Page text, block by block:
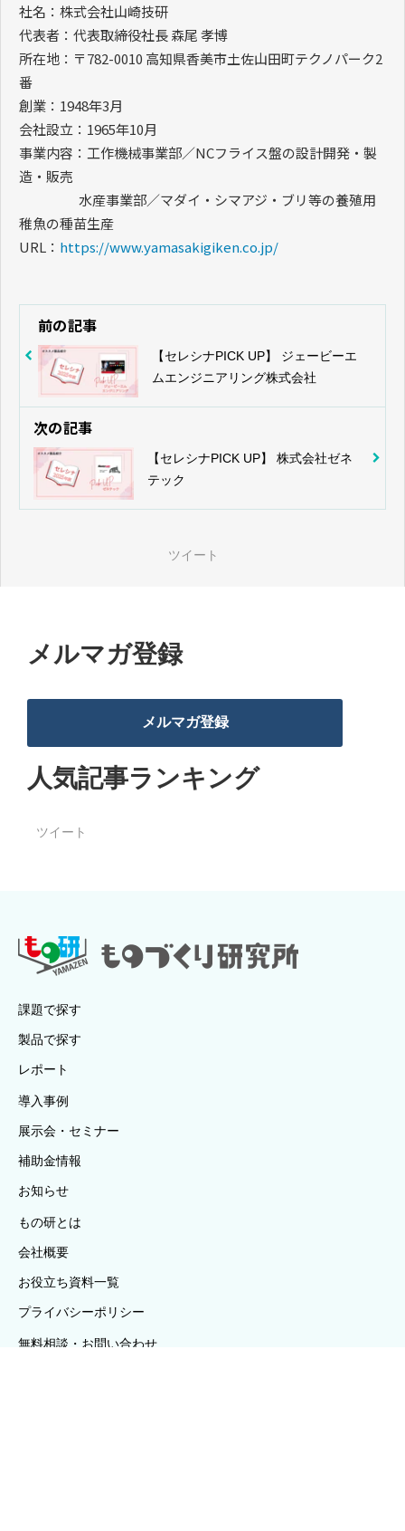
社名：株式会社山崎技研
代表者：代表取締役社長 森尾 孝博
所在地：〒782-0010 高知県香美市土佐山田町テクノパーク2
番
創業： 1948年3月
会社設立： 1965年10月
事業内容：工作機械事業部／NCフライス盤の設計開発・製
造・販売
水産事業部／マダイ・シマアジ・ブリ等の養殖用
稚魚の種苗生産
URL ： https://www.yamasakigiken.co.jp/
前の記事
【セレシナPICK UP】 ジェービーエ
ムエンジニアリング株式会社
次の記事
【セレシナPICK UP】 株式会社ゼネ
テック
ツイート
メルマガ登録
メルマガ登録
人気記事ランキング
ツイート
課題で探す
製品で探す
レポート
導入事例
展示会・セミナー
補助金情報
お知らせ
もの研とは
会社概要
お役立ち資料一覧
プライバシーポリシー
無料相談・お問い合わせ